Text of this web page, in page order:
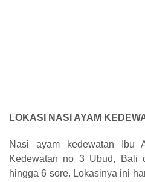
LOKASI NASI AYAM
Nasi ayam kedewatan Ibu
Kedewatan no 3 Ubud, Bali
hingga 6 sore. Lokasinya ini